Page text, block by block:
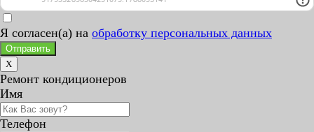
Я согласен(а) на обработку персональных данных
Отправить
X
Ремонт кондиционеров
Имя
Телефон